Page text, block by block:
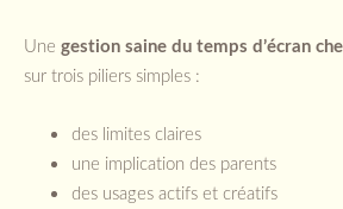
Une gestion saine du temps d’écran
sur trois piliers simples :
des limites claires
une implication des parents
des usages actifs et créatifs